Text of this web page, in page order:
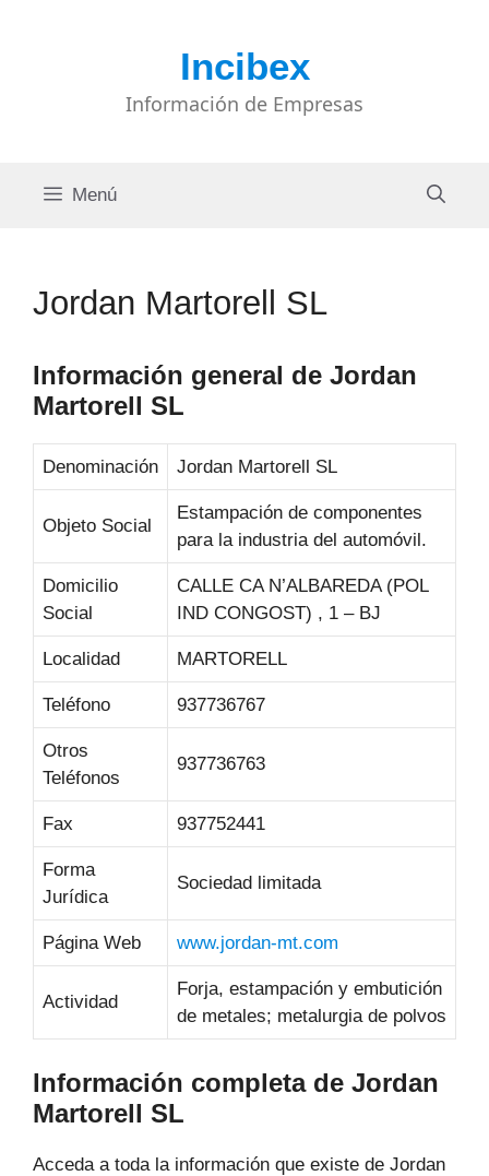
Incibex
Información de Empresas
Menú
Jordan Martorell SL
Información general de Jordan
Martorell SL
Denominación Jordan Martorell SL
Objeto Social
Estampación de componentes
para la industria del automóvil.
Domicilio
Social
CALLE CA N’ALBAREDA (POL
IND CONGOST) , 1 – BJ
Localidad MARTORELL
Teléfono 937736767
Otros
Teléfonos
937736763
Fax 937752441
Forma
Jurídica
Sociedad limitada
Página Web www.jordan-mt.com
Actividad
Forja, estampación y embutición
de metales; metalurgia de polvos
Información completa de Jordan
Martorell SL
Acceda a toda la información que existe de Jordan